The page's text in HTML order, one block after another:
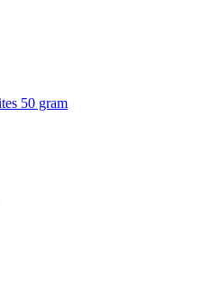
50 gram